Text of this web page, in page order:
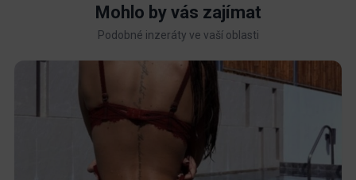
Mohlo by vás zajímat
Podobné inzeráty ve vaší oblasti